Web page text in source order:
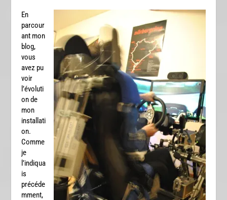
En
parcour
ant mon
blog,
vous
avez pu
voir
l’évoluti
on de
mon
installati
on.
Comme
je
l’indiqua
is
précéde
mment,